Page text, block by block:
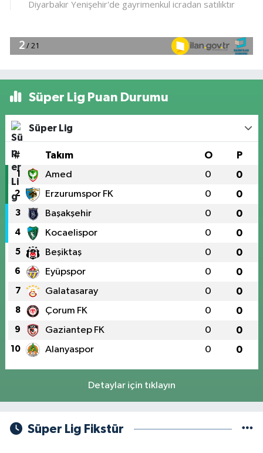
Süper Lig Puan Durumu
Süper Lig
# Takım O P
1 Amed 0 0
2 Erzurumspor FK 0 0
3 Başakşehir 0 0
4 Kocaelispor 0 0
5 Beşiktaş 0 0
6 Eyüpspor 0 0
7 Galatasaray 0 0
8 Çorum FK 0 0
9 Gaziantep FK 0 0
10 Alanyaspor 0 0
Detaylar için tıklayın
Süper Lig Fikstür